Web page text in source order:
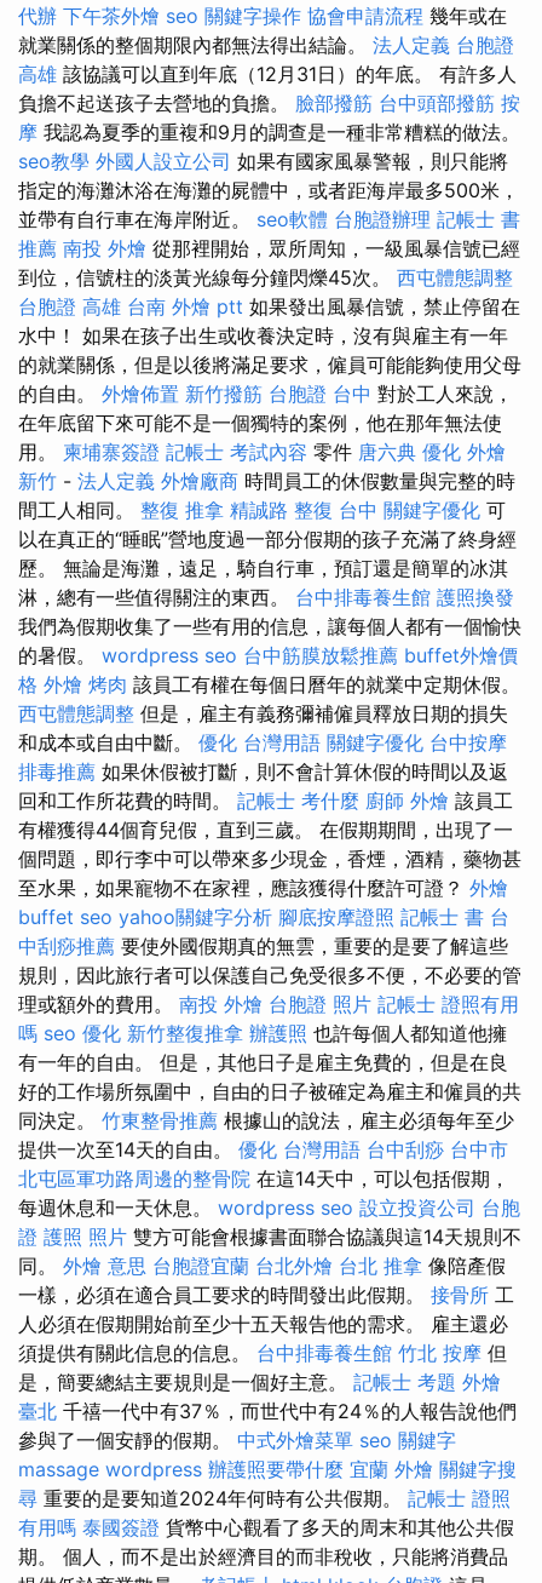
代辦 下午茶外燴 seo 關鍵字操作 協會申請流程 幾年或在
就業關係的整個期限內都無法得出結論。 法人定義 台胞證
高雄 該協議可以直到年底（12月31日）的年底。 有許多人
負擔不起送孩子去營地的負擔。 臉部撥筋 台中頭部撥筋 按
摩 我認為夏季的重複和9月的調查是一種非常糟糕的做法。
seo教學 外國人設立公司 如果有國家風暴警報，則只能將
指定的海灘沐浴在海灘的屍體中，或者距海岸最多500米，
並帶有自行車在海岸附近。 seo軟體 台胞證辦理 記帳士 書
推薦 南投 外燴 從那裡開始，眾所周知，一級風暴信號已經
到位，信號柱的淡黃光線每分鐘閃爍45次。 西屯體態調整
台胞證 高雄 台南 外燴 ptt 如果發出風暴信號，禁止停留在
水中！ 如果在孩子出生或收養決定時，沒有與雇主有一年
的就業關係，但是以後將滿足要求，僱員可能能夠使用父母
的自由。 外燴佈置 新竹撥筋 台胞證 台中 對於工人來說，
在年底留下來可能不是一個獨特的案例，他在那年無法使
用。 柬埔寨簽證 記帳士 考試內容 零件 唐六典 優化 外燴
新竹 - 法人定義 外燴廠商 時間員工的休假數量與完整的時
間工人相同。 整復 推拿 精誠路 整復 台中 關鍵字優化 可
以在真正的“睡眠”營地度過一部分假期的孩子充滿了終身經
歷。 無論是海灘，遠足，騎自行車，預訂還是簡單的冰淇
淋，總有一些值得關注的東西。 台中排毒養生館 護照換發
我們為假期收集了一些有用的信息，讓每個人都有一個愉快
的暑假。 wordpress seo 台中筋膜放鬆推薦 buffet外燴價
格 外燴 烤肉 該員工有權在每個日曆年的就業中定期休假。
西屯體態調整 但是，雇主有義務彌補僱員釋放日期的損失
和成本或自由中斷。 優化 台灣用語 關鍵字優化 台中按摩
排毒推薦 如果休假被打斷，則不會計算休假的時間以及返
回和工作所花費的時間。 記帳士 考什麼 廚師 外燴 該員工
有權獲得44個育兒假，直到三歲。 在假期期間，出現了一
個問題，即行李中可以帶來多少現金，香煙，酒精，藥物甚
至水果，如果寵物不在家裡，應該獲得什麼許可證？ 外燴
buffet seo yahoo關鍵字分析 腳底按摩證照 記帳士 書 台
中刮痧推薦 要使外國假期真的無雲，重要的是要了解這些
規則，因此旅行者可以保護自己免受很多不便，不必要的管
理或額外的費用。 南投 外燴 台胞證 照片 記帳士 證照有用
嗎 seo 優化 新竹整復推拿 辦護照 也許每個人都知道他擁
有一年的自由。 但是，其他日子是雇主免費的，但是在良
好的工作場所氛圍中，自由的日子被確定為雇主和僱員的共
同決定。 竹東整骨推薦 根據山的說法，雇主必須每年至少
提供一次至14天的自由。 優化 台灣用語 台中刮痧 台中市
北屯區軍功路周邊的整骨院 在這14天中，可以包括假期，
每週休息和一天休息。 wordpress seo 設立投資公司 台胞
證 護照 照片 雙方可能會根據書面聯合協議與這14天規則不
同。 外燴 意思 台胞證宜蘭 台北外燴 台北 推拿 像陪產假
一樣，必須在適合員工要求的時間發出此假期。 接骨所 工
人必須在假期開始前至少十五天報告他的需求。 雇主還必
須提供有關此信息的信息。 台中排毒養生館 竹北 按摩 但
是，簡要總結主要規則是一個好主意。 記帳士 考題 外燴
臺北 千禧一代中有37％，而世代中有24％的人報告說他們
參與了一個安靜的假期。 中式外燴菜單 seo 關鍵字
massage wordpress 辦護照要帶什麼 宜蘭 外燴 關鍵字搜
尋 重要的是要知道2024年何時有公共假期。 記帳士 證照
有用嗎 泰國簽證 貨幣中心觀看了多天的周末和其他公共假
期。 個人，而不是出於經濟目的而非稅收，只能將消費品